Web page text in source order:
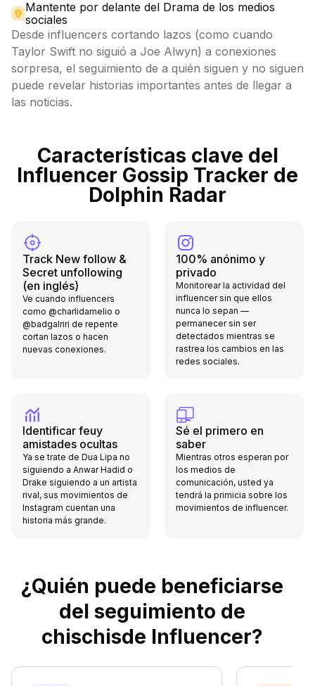
Mantente por delante del Drama de los medios
sociales
Desde influencers cortando lazos (como cuando
Taylor Swift no siguió a Joe Alwyn) a conexiones
sorpresa, el seguimiento de a quién siguen y no siguen
puede revelar historias importantes antes de llegar a
las noticias.
Características clave del
Influencer Gossip Tracker de
Dolphin Radar
Track New follow &
Secret unfollowing
(en inglés)
Ve cuando influencers
como @charlidamelio o
@badgalriri de repente
cortan lazos o hacen
nuevas conexiones.
100% anónimo y
privado
Monitorear la actividad del
influencer sin que ellos
nunca lo sepan —
permanecer sin ser
detectados mientras se
rastrea los cambios en las
redes sociales.
Identificar feuy
amistades ocultas
Ya se trate de Dua Lipa no
siguiendo a Anwar Hadid o
Drake siguiendo a un artista
rival, sus movimientos de
Instagram cuentan una
historia más grande.
Sé el primero en
saber
Mientras otros esperan por
los medios de
comunicación, usted ya
tendrá la primicia sobre los
movimientos de influencer.
¿Quién puede beneficiarse
del seguimiento de
chischisde Influencer?